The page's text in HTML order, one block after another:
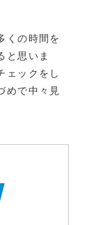
くの時間を
と思いま
ェックをし
めで中々見